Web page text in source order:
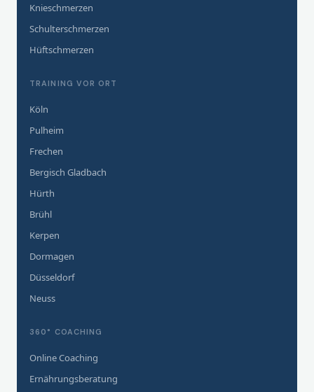
Knieschmerzen
Schulterschmerzen
Hüftschmerzen
TRAINING VOR ORT
Köln
Pulheim
Frechen
Bergisch Gladbach
Hürth
Brühl
Kerpen
Dormagen
Düsseldorf
Neuss
360° COACHING
Online Coaching
Ernährungsberatung